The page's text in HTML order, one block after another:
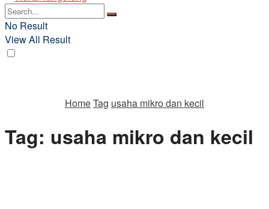
No Result
View All Result
HomeTag usaha mikro dan kecil
Tag: usaha mikro dan kecil